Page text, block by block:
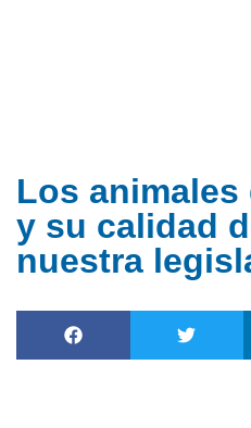
Los
y su calidad
nuestra